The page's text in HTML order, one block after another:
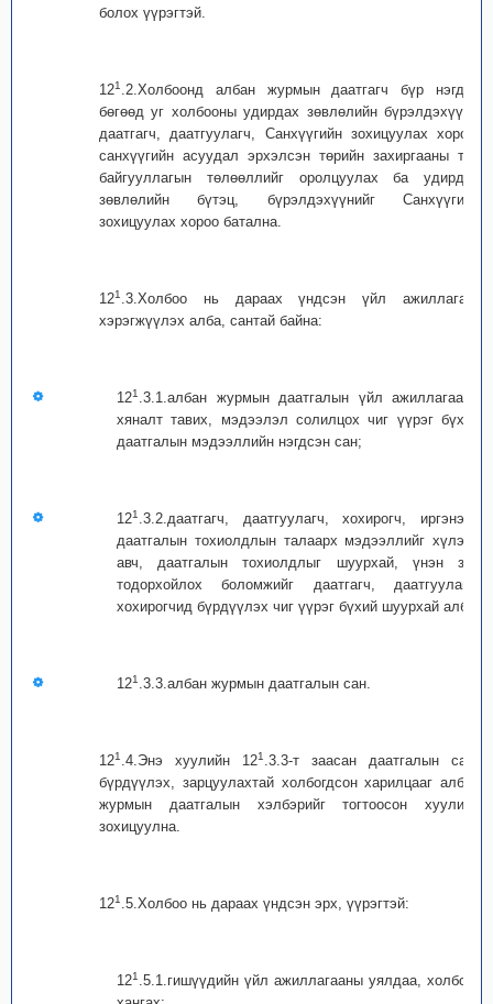
болох үүрэгтэй.
121 .2.Холбоонд албан журмын даатгагч бүр нэгдэх
бөгөөд уг холбооны удирдах зөвлөлийн бүрэлдэхүүнд
даатгагч, даатгуулагч, Санхүүгийн зохицуулах хороо,
санхүүгийн асуудал эрхэлсэн төрийн захиргааны төв
байгууллагын төлөөллийг оролцуулах ба удирдах
зөвлөлийн бүтэц, бүрэлдэхүүнийг Санхүүгийн
зохицуулах хороо батална.
121 .3.Холбоо нь дараах үндсэн үйл ажиллагааг
хэрэгжүүлэх алба, сантай байна:
121 .3.1.албан журмын даатгалын үйл ажиллагаанд
хяналт тавих, мэдээлэл солилцох чиг үүрэг бүхий
даатгалын мэдээллийн нэгдсэн сан;
121 .3.2.даатгагч, даатгуулагч, хохирогч, иргэнээс
даатгалын тохиолдлын талаарх мэдээллийг хүлээн
авч, даатгалын тохиолдлыг шуурхай, үнэн зөв
тодорхойлох боломжийг даатгагч, даатгуулагч,
хохирогчид бүрдүүлэх чиг үүрэг бүхий шуурхай алба;
121 .3.3.албан журмын даатгалын сан.
121 .4.Энэ хуулийн 121 .3.3-т заасан даатгалын санг
бүрдүүлэх, зарцуулахтай холбогдсон харилцааг албан
журмын даатгалын хэлбэрийг тогтоосон хуулиар
зохицуулна.
121 .5.Холбоо нь дараах үндсэн эрх, үүрэгтэй:
121 .5.1.гишүүдийн үйл ажиллагааны уялдаа, холбоог